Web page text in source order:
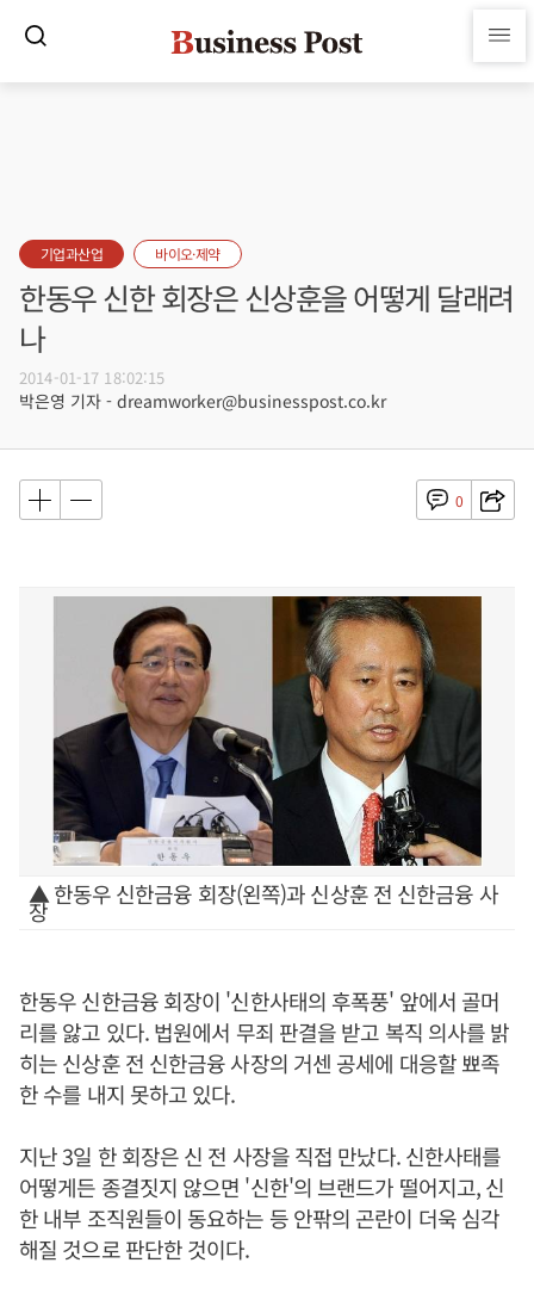
기업과산업 바이오·제약
한동우 신한 회장은 신상훈을 어떻게 달래려
나
2014-01-17 18:02:15
박은영 기자 - dreamworker@businesspost.co.kr
0
▲ 한동우 신한금융 회장(왼쪽)과 신상훈 전 신한금융 사
장
한동우 신한금융 회장이 '신한사태의 후폭풍' 앞에서 골머
리를 앓고 있다. 법원에서 무죄 판결을 받고 복직 의사를 밝
히는 신상훈 전 신한금융 사장의 거센 공세에 대응할 뾰족
한 수를 내지 못하고 있다.
지난 3일 한 회장은 신 전 사장을 직접 만났다. 신한사태를
어떻게든 종결짓지 않으면 '신한'의 브랜드가 떨어지고, 신
한 내부 조직원들이 동요하는 등 안팎의 곤란이 더욱 심각
해질 것으로 판단한 것이다.